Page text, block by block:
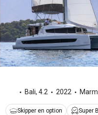
Bali, 4.2 2022
Skipper en option Super